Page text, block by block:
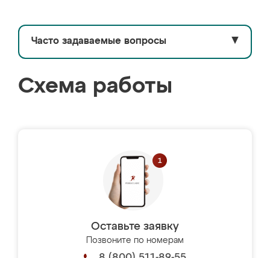
Часто задаваемые вопросы ▼
Схема работы
Оставьте заявку
Позвоните по номерам